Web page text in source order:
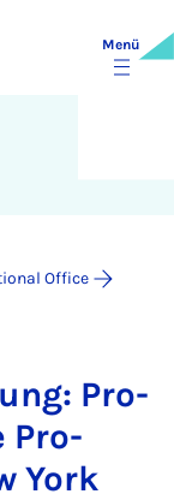
Menü
Office
Pro­
Pro­
York